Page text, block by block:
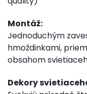
Montáž:
Jednoduchým
hmoždinkami,
obsahom
Dekory